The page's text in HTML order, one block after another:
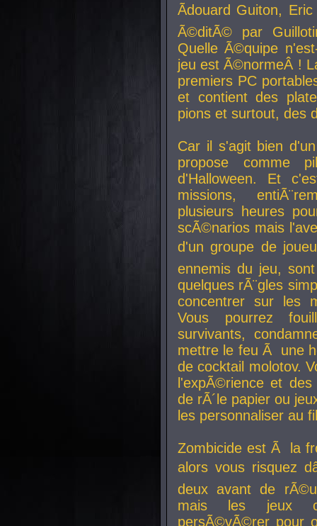
Ãdouard Guiton,
Ã©ditÃ© par
Quelle Ã©quipe
jeu est Ã©normeÂ !
premiers PC
et contient des
pions et surtout, des
Car il s'agit bien
propose comme
d'Halloween. Et
missions,
plusieurs heures
scÃ©narios mais
d'un groupe de
ennemis du jeu,
quelques rÃ¨gles
concentrer sur les
Vous pourrez
survivants,
mettre le feu Ã une
de cocktail molotov.
l'expÃ©rience et
de rÃ´le papier ou
les personnaliser au
Zombicide est Ã la
alors vous risquez
deux avant de
mais les jeux
persÃ©vÃ©rer pour